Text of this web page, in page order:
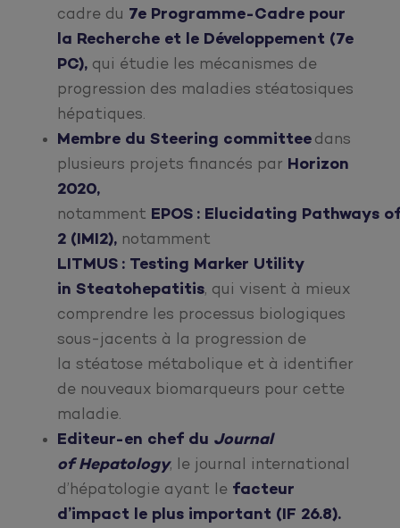
cadre du 7e Programme-Cadre pour
la Recherche et le Développement (7e
PC), qui étudie les mécanismes de
progression des maladies stéatosiques
hépatiques.
Membre du Steering committee dans
plusieurs projets financés par Horizon
2020,
notamment EPOS : Elucidating Pathways
2 (IMI2), notamment
LITMUS : Testing Marker Utility
in Steatohepatitis, qui visent à mieux
comprendre les processus biologiques
sous-jacents à la progression de
la stéatose métabolique et à identifier
de nouveaux biomarqueurs pour cette
maladie.
Editeur-en chef du Journal
of Hepatology, le journal international
d’hépatologie ayant le facteur
d’impact le plus important (IF 26.8).